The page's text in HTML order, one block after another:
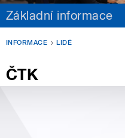
Základní informace
INFORMACE LIDÉ
ČTK